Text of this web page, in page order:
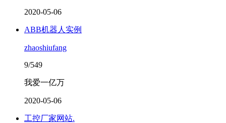
2020-05-06
ABB机器人实例
zhaoshiufang
9/549
我爱一亿万
2020-05-06
工控厂家网站.